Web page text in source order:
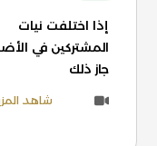
إذا اختلفت نيات
المشتركين في
جاز ذلك
شاهد